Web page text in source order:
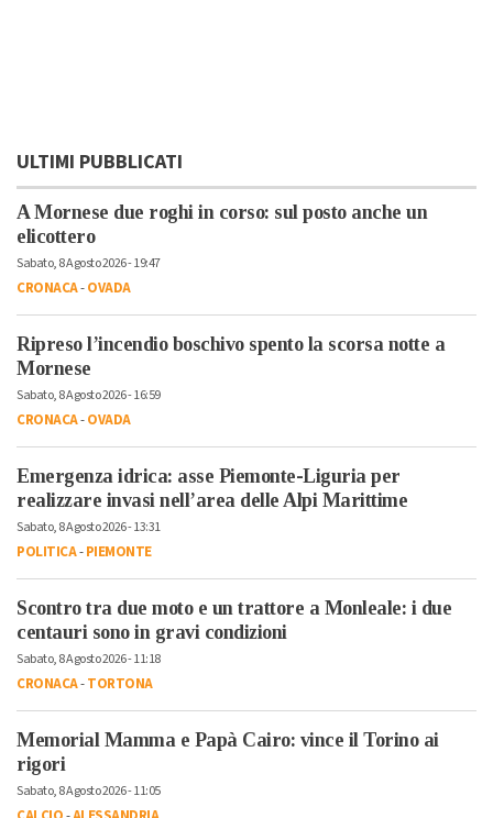
ULTIMI PUBBLICATI
A Mornese due roghi in corso: sul posto anche un
elicottero
Sabato, 8 Agosto 2026 - 19:47
CRONACA-OVADA
Ripreso l’incendio boschivo spento la scorsa notte a
Mornese
Sabato, 8 Agosto 2026 - 16:59
CRONACA-OVADA
Emergenza idrica: asse Piemonte-Liguria per
realizzare invasi nell’area delle Alpi Marittime
Sabato, 8 Agosto 2026 - 13:31
POLITICA-PIEMONTE
Scontro tra due moto e un trattore a Monleale: i due
centauri sono in gravi condizioni
Sabato, 8 Agosto 2026 - 11:18
CRONACA-TORTONA
Memorial Mamma e Papà Cairo: vince il Torino ai
rigori
Sabato, 8 Agosto 2026 - 11:05